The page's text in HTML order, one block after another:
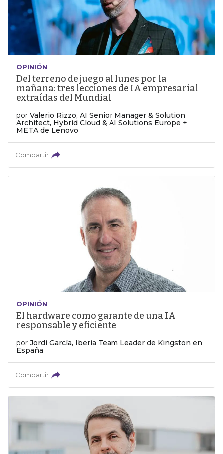
OPINIÓN
Del terreno de juego al lunes por la
mañana: tres lecciones de IA empresarial
extraídas del Mundial
por Valerio Rizzo, AI Senior Manager & Solution
Architect, Hybrid Cloud & AI Solutions Europe +
META de Lenovo
Compartir
OPINIÓN
El hardware como garante de una IA
responsable y eficiente
por Jordi García, Iberia Team Leader de Kingston en
España
Compartir